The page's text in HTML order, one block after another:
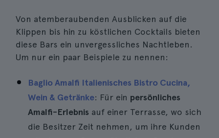
Von atemberaubenden Ausblicken auf die
Klippen bis hin zu köstlichen Cocktails bieten
diese Bars ein unvergessliches Nachtleben.
Um nur ein paar Beispiele zu nennen:
Baglio Amalfi Italienisches Bistro Cucina,
Wein & Getränke: Für ein persönliches
Amalfi-Erlebnis auf einer Terrasse, wo sich
die Besitzer Zeit nehmen, um ihre Kunden